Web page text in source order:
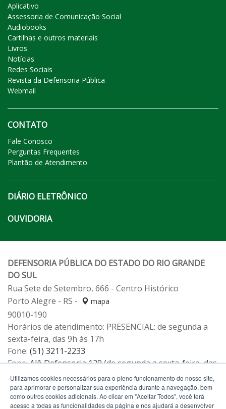
Aplicativo
Assessoria de Comunicação Social
Audiobooks
Cartilhas e outros materiais
Livros
Notícias
Redes Sociais
Revista da Defensoria Pública
Webmail
CONTATO
Fale Conosco
Perguntas Frequentes
Plantão de Atendimento
DIÁRIO ELETRÔNICO
OUVIDORIA
DEFENSORIA PÚBLICA DO ESTADO DO RIO GRANDE
DO SUL
Rua Sete de Setembro, 666 - Centro Histórico
Porto Alegre - RS -
mapa
90010-190
Horários de atendimento: PRESENCIAL: de segunda a
sexta-feira, das 9h às 17h
Fone: (51) 3211-2233
Fone:Alô Defensoria 129 (de segunda a sexta-feira, das
12h às 19h)
Utilizamos cookies necessários para o pleno funcionamento do nosso site,
para aprimorar e personalizar sua experiência durante a navegação, bem
como outros cookies adicionais. Ao clicar em "Aceitar Todos", você terá
acesso a todas as funcionalidades da página e nos ajudará a desenvolver